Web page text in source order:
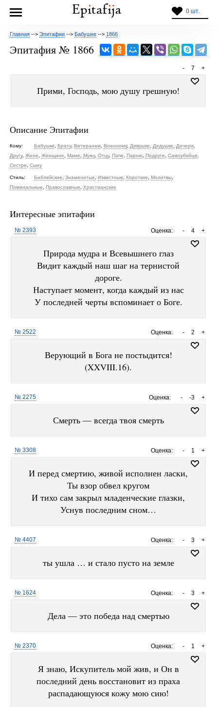
0 шт.
Главная --> Эпитафии --> Бабушке --> 1866
Эпитафия № 1866
+
7
-
Прими, Господь, мою душу грешную!
Описание Эпитафии
Кому: Бабушке Брату, Ветеранам Военному, Девушке Дедушке Дочери
Другу, Жене Женщине Маме Мужу, Отцу, Папе Парню Подруге Самоубийце
Сестре
Сыну
Стиль: Библейские Знаменитые Известные Короткие Молитвы
Поминальные
Православные Христианские
Интересные эпитафии
Оценка: +
4
-
№ 2393
Природа мудра и Всевышнего глаз
Видит каждый наш шаг на тернистой
дороге.
Наступает момент, когда каждый из нас
У последней черты вспоминает о Боге.
Оценка: +
2
-
№ 2522
Верующий в Бога не постыдится!
(XXVIII.16).
Оценка: +
-3
-
№ 2275
Смерть — всегда твоя смерть
Оценка: +
1
-
№ 3308
И перед смертию, живой исполнен ласки,
Ты взор обвел кругом
И тихо сам закрыл младенческие глазки,
Уснув последним сном…
Оценка: +
3
-
№ 4407
ты ушла … и стало пусто на земле
Оценка: +
3
-
№ 1624
Дела — это победа над смертью
Оценка: +
1
-
№ 2370
Я знаю, Искупитель мой жив, и Он в
последний день восстановит из праха
распадающуюся кожу мою сию!